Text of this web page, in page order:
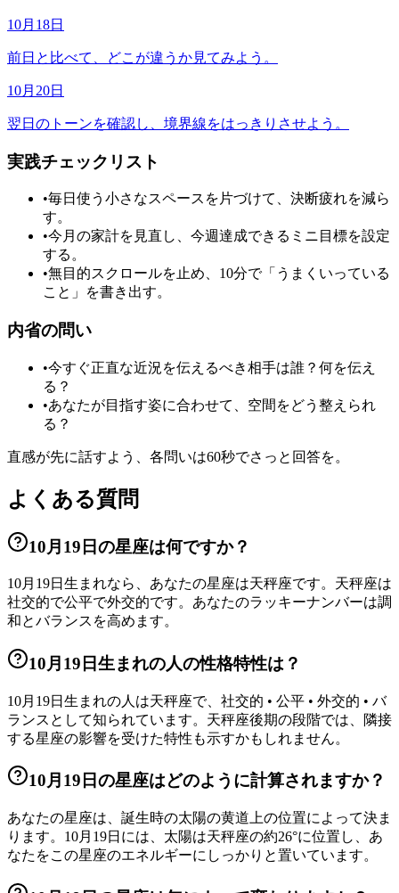
10月18日
前日と比べて、どこが違うか見てみよう。
10月20日
翌日のトーンを確認し、境界線をはっきりさせよう。
実践チェックリスト
•毎日使う小さなスペースを片づけて、決断疲れを減ら
す。
•今月の家計を見直し、今週達成できるミニ目標を設定
する。
•無目的スクロールを止め、10分で「うまくいっている
こと」を書き出す。
内省の問い
•今すぐ正直な近況を伝えるべき相手は誰？何を伝え
る？
•あなたが目指す姿に合わせて、空間をどう整えられ
る？
直感が先に話すよう、各問いは60秒でさっと回答を。
よくある質問
10月19日の星座は何ですか？
10月19日生まれなら、あなたの星座は天秤座です。天秤座は
社交的で公平で外交的です。あなたのラッキーナンバーは調
和とバランスを高めます。
10月19日生まれの人の性格特性は？
10月19日生まれの人は天秤座で、社交的 • 公平 • 外交的 • バ
ランスとして知られています。天秤座後期の段階では、隣接
する星座の影響を受けた特性も示すかもしれません。
10月19日の星座はどのように計算されますか？
あなたの星座は、誕生時の太陽の黄道上の位置によって決ま
ります。10月19日には、太陽は天秤座の約26°に位置し、あ
なたをこの星座のエネルギーにしっかりと置いています。